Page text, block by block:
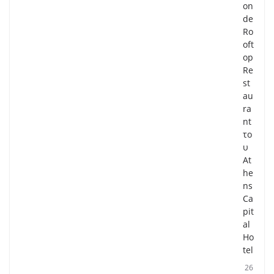
on
de
Ro
oft
op
Re
st
au
ra
nt
το
υ
At
he
ns
Ca
pit
al
Ho
tel
26